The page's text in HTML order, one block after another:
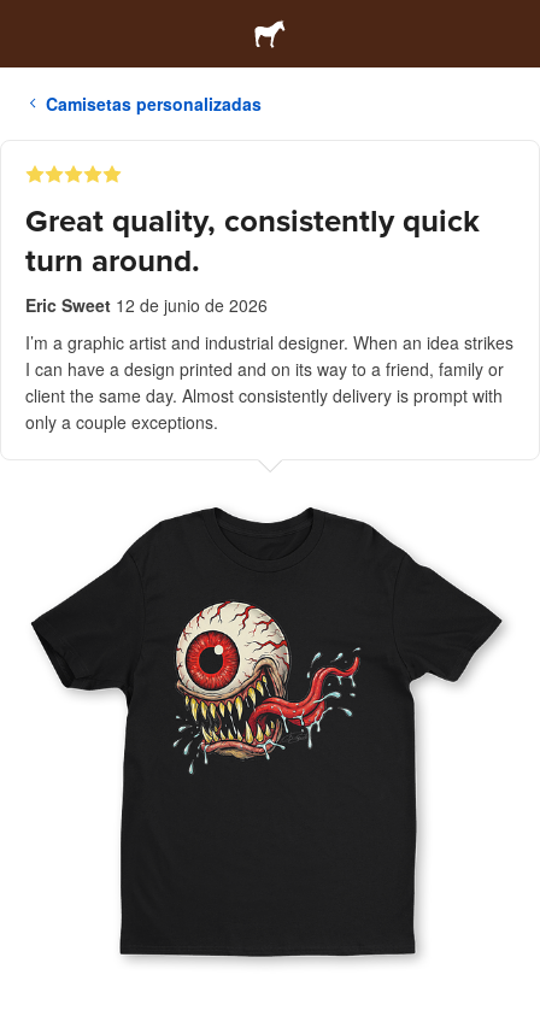
Camisetas personalizadas
Great quality, consistently quick
turn around.
Eric Sweet 12 de junio de 2026
I’m a graphic artist and industrial designer. When an idea strikes
I can have a design printed and on its way to a friend, family or
client the same day. Almost consistently delivery is prompt with
only a couple exceptions.